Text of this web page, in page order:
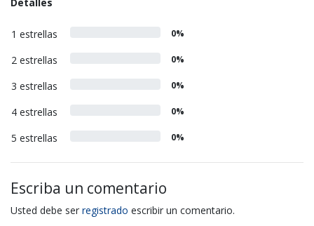
1 estrellas 0%
2 estrellas 0%
3 estrellas 0%
4 estrellas 0%
5 estrellas 0%
Escriba un comentario
Usted debe ser registrado escribir un comentario.